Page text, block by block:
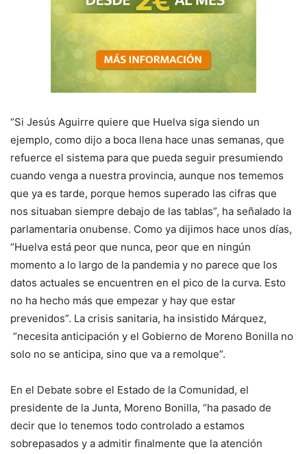
“Si Jesús Aguirre quiere que Huelva siga siendo un
ejemplo, como dijo a boca llena hace unas semanas, que
refuerce el sistema para que pueda seguir presumiendo
cuando venga a nuestra provincia, aunque nos tememos
que ya es tarde, porque hemos superado las cifras que
nos situaban siempre debajo de las tablas”, ha señalado la
parlamentaria onubense. Como ya dijimos hace unos días,
“Huelva está peor que nunca, peor que en ningún
momento a lo largo de la pandemia y no parece que los
datos actuales se encuentren en el pico de la curva. Esto
no ha hecho más que empezar y hay que estar
prevenidos”. La crisis sanitaria, ha insistido Márquez,
“necesita anticipación y el Gobierno de Moreno Bonilla no
solo no se anticipa, sino que va a remolque”.
En el Debate sobre el Estado de la Comunidad, el
presidente de la Junta, Moreno Bonilla, “ha pasado de
decir que lo tenemos todo controlado a estamos
sobrepasados y a admitir finalmente que la atención